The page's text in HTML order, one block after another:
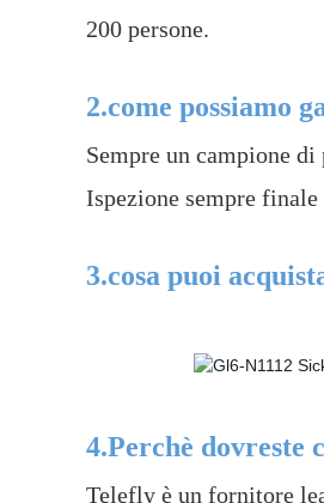
200 persone.
2.come possiamo
Sempre un campione
Ispezione sempre
3.cosa puoi
4.Perchè dovreste
Telefly è un fornitore